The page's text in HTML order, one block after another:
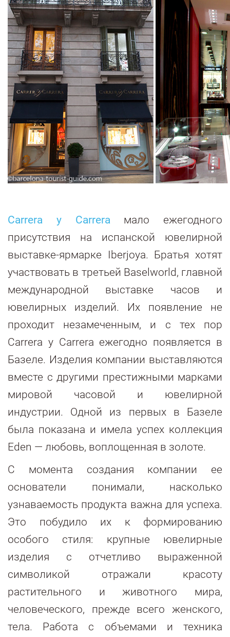
Carrera y Carreraмало ежегодного
присутствия на испанской ювелирной
выставке-ярмарке Iberjoya. Братья хотят
участвовать в третьей Baselworld, главной
международной выставке часов и
ювелирных изделий. Их появление не
проходит незамеченным, и с тех пор
Carrera y Carrera ежегодно появляется в
Базеле. Изделия компании выставляются
вместе с другими престижными марками
мировой часовой и ювелирной
индустрии. Одной из первых в Базеле
была показана и имела успех коллекция
Eden — любовь, воплощенная в золоте.
С момента создания компании ее
основатели понимали, насколько
узнаваемость продукта важна для успеха.
Это побудило их к формированию
особого стиля: крупные ювелирные
изделия с отчетливо выраженной
символикой отражали красоту
растительного и животного мира,
человеческого, прежде всего женского,
тела. Работа с объемами и техника